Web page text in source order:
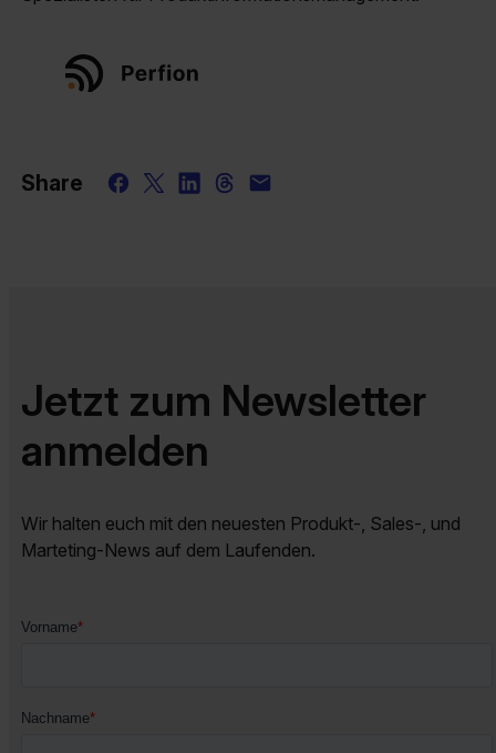
Share
Jetzt zum Newsletter
anmelden
Wir halten euch mit den neuesten Produkt-, Sales-, und
Marteting-News auf dem Laufenden.